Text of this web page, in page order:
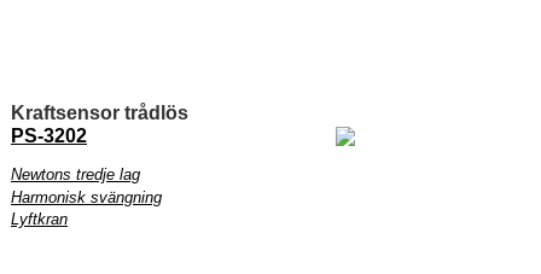
Kraftsensor trådlös
PS-3202
Newtons tredje lag
Harmonisk svängning
Lyftkran